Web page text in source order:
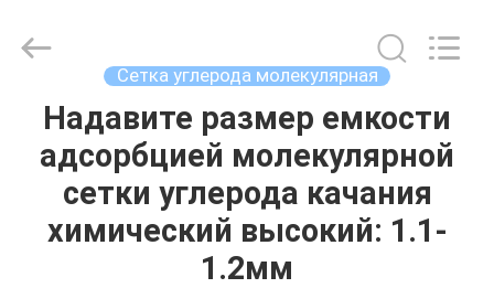
ДОМОЙ
ПРОДУКЦИЯ
Technology
Co.,Ltd..
Reserved.
Сетка углерода молекулярная
Надавите размер емкости
адсорбцией молекулярной
сетки углерода качания
химический высокий: 1.1-
1.2мм